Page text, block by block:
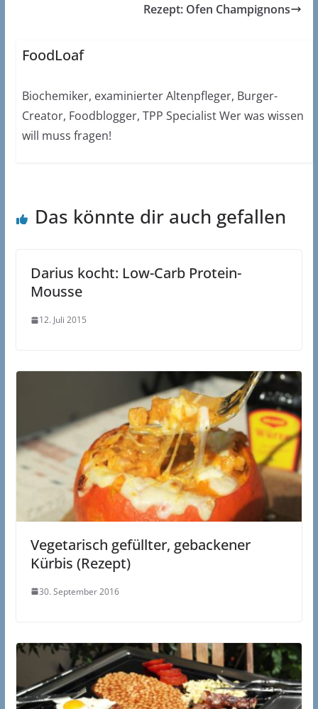
Rezept: Ofen Champignons
FoodLoaf
Biochemiker, examinierter Altenpfleger, Burger-
Creator, Foodblogger, TPP Specialist Wer was wissen
will muss fragen!
Das könnte dir auch gefallen
Darius kocht: Low-Carb Protein-
Mousse
12. Juli 2015
Vegetarisch gefüllter, gebackener
Kürbis (Rezept)
30. September 2016